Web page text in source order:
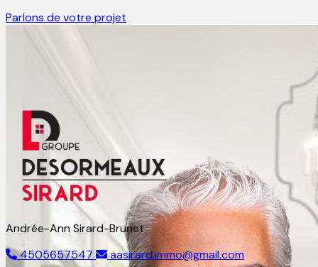
Parlons de votre projet
Andrée-Ann Sirard-Brunet
4505657547
aasirard.immo@gmail.com